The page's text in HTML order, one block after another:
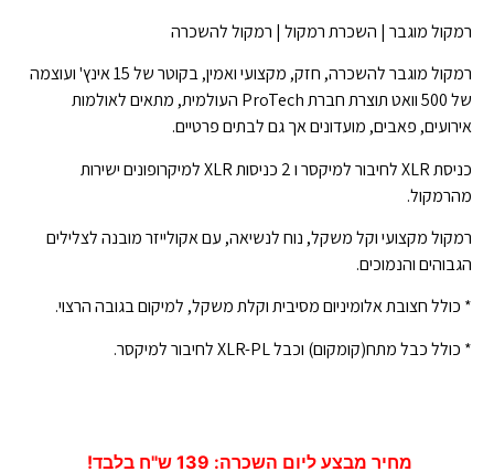
רמקול מוגבר | השכרת רמקול | רמקול להשכרה
רמקול מוגבר להשכרה, חזק, מקצועי ואמין, בקוטר של 15 אינץ' ועוצמה
של 500 וואט תוצרת חברת ProTech העולמית, מתאים לאולמות
אירועים, פאבים, מועדונים אך גם לבתים פרטיים.
כניסת XLR לחיבור למיקסר ו 2 כניסות XLR למיקרופונים ישירות
מהרמקול.
רמקול מקצועי וקל משקל, נוח לנשיאה, עם אקולייזר מובנה לצלילים
הגבוהים והנמוכים.
* כולל חצובת אלומיניום מסיבית וקלת משקל, למיקום בגובה הרצוי.
* כולל כבל מתח(קומקום) וכבל XLR-PL לחיבור למיקסר.
מחיר מבצע ליום השכרה: 139 ש"ח בלבד!